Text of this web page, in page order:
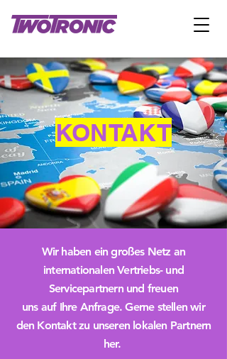
KONTAKT
Wir haben ein großes Netz an
internationalen Vertriebs- und
Servicepartnern und freuen
uns auf Ihre Anfrage. Gerne stellen wir
den Kontakt zu unseren lokalen Partnern
her.